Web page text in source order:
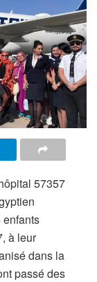
à leur
dans la
passé des